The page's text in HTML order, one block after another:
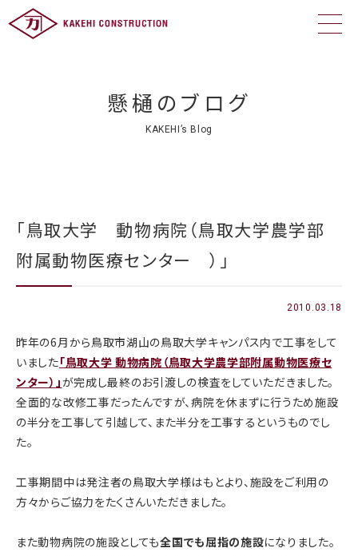
懸樋のブログ
KAKEHI’s Blog
「鳥取大学 動物病院（鳥取大学農学部
附属動物医療センター ）」
2010.03.18
昨年の6月から鳥取市湖山の鳥取大学キャンパス内で工事をして
いました「鳥取大学 動物病院（鳥取大学農学部附属動物医療セ
ンター） 」が完成し最終のお引渡しの検査をしていただきました。
全面的な改修工事だったんですが、病院を休まずに行うため施設
の半分を工事して引越して、また半分を工事するというものでし
た。
工事期間中は発注者の鳥取大学様はもとより、施設をご利用の
方々からご協力をたくさんいただきました。
また動物病院の施設としても全国でも屈指の施設になりました。